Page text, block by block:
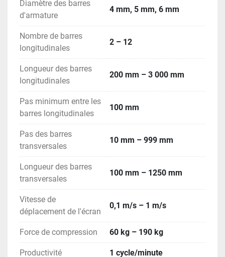
Température maximale du caloporteur entrant : 35
Consommation de caloporteur : 60 l/min
Diamètre des barres
d'armature
4 mm, 5 mm, 6 mm
Nombre de barres
longitudinales
2 – 12
Longueur des barres
longitudinales
200 mm – 3 000 mm
Pas minimum entre les
barres longitudinales
100 mm
Pas des barres
transversales
10 mm – 999 mm
Longueur des barres
transversales
100 mm – 1250 mm
Vitesse de
déplacement de l'écran
0,1 m/s – 1 m/s
Force de compression 60 kg – 190 kg
Productivité 1 cycle/minute